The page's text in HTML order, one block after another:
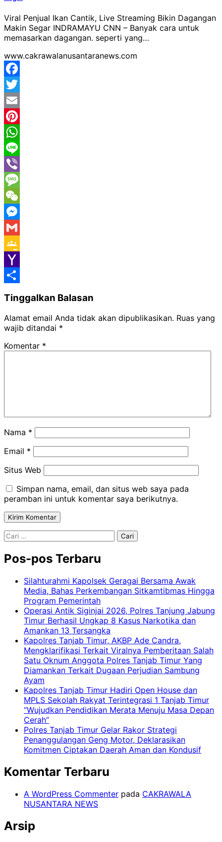
Viral Penjual Ikan Cantik, Live Streaming Bikin Dagangan
Makin Segar INDRAMAYU CNN – Banyak cara untuk
memasarkan dagangan. seperti yang…
www.cakrawalanusantaranews.com
Facebook
Twitter
Email
Pinterest
WhatsApp
Line
Viber
Message
WeChat
Messenger
Gmail
Google
Classroom
Yahoo
Tinggalkan Balasan
Alamat email Anda tidak akan dipublikasikan. Ruas yang
wajib ditandai *
Komentar *
Nama *
Email *
Situs Web
Simpan nama, email, dan situs web saya pada
peramban ini untuk komentar saya berikutnya.
Cari
Pos-pos Terbaru
Silahturahmi Kapolsek Geragai Bersama Awak
Media, Bahas Perkembangan Sitkamtibmas Hingga
Program Pemerintah
Operasi Antik Siginjai 2026, Polres Tanjung Jabung
Timur Berhasil Ungkap 8 Kasus Narkotika dan
Amankan 13 Tersangka
Kapolres Tanjab Timur, AKBP Ade Candra,
Mengklarifikasi Terkait Viralnya Pemberitaan Salah
Satu Oknum Anggota Polres Tanjab Timur Yang
Diamankan Terkait Dugaan Perjudian Sambung
Ayam
Kapolres Tanjab Timur Hadiri Open House dan
MPLS Sekolah Rakyat Terintegrasi 1 Tanjab Timur
“Wujudkan Pendidikan Merata Menuju Masa Depan
Cerah”
Polres Tanjab Timur Gelar Rakor Strategi
Penanggulangan Geng Motor, Deklarasikan
Komitmen Ciptakan Daerah Aman dan Kondusif
Komentar Terbaru
A WordPress Commenter pada CAKRAWALA
NUSANTARA NEWS
Arsip